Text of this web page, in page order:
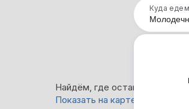
Куда едем
Найдём, где остановиться в
Показать на карте